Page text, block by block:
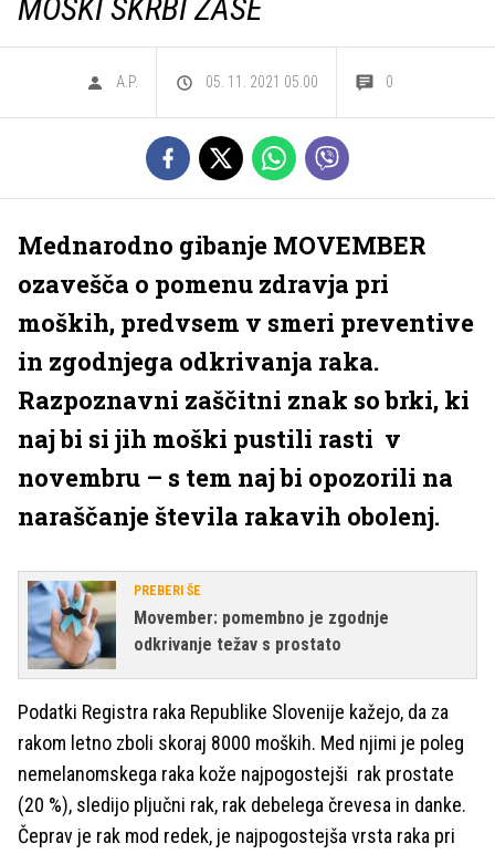
MOŠKI SKRBI ZASE
A.P. 05. 11. 2021 05.00 0
Mednarodno gibanje MOVEMBER
ozavešča o pomenu zdravja pri
moških, predvsem v smeri preventive
in zgodnjega odkrivanja raka.
Razpoznavni zaščitni znak so brki, ki
naj bi si jih moški pustili rasti v
novembru – s tem naj bi opozorili na
naraščanje števila rakavih obolenj.
PREBERI ŠE
Movember: pomembno je zgodnje
odkrivanje težav s prostato
Podatki Registra raka Republike Slovenije kažejo, da za
rakom letno zboli skoraj 8000 moških. Med njimi je poleg
nemelanomskega raka kože najpogostejši rak prostate
(20 %), sledijo pljučni rak, rak debelega črevesa in danke.
Čeprav je rak mod redek, je najpogostejša vrsta raka pri